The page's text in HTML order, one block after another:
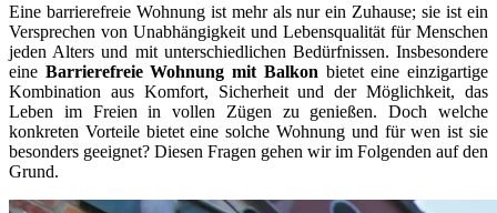
Eine barrierefreie Wohnung ist mehr als nur ein Zuhause; sie ist ein
Versprechen von Unabhängigkeit und Lebensqualität für Menschen
jeden Alters und mit unterschiedlichen Bedürfnissen. Insbesondere
eine Barrierefreie Wohnung mit Balkon bietet eine einzigartige
Kombination aus Komfort, Sicherheit und der Möglichkeit, das
Leben im Freien in vollen Zügen zu genießen. Doch welche
konkreten Vorteile bietet eine solche Wohnung und für wen ist sie
besonders geeignet? Diesen Fragen gehen wir im Folgenden auf den
Grund.